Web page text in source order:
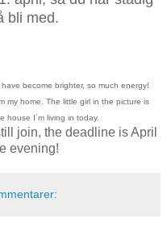
bli med.
become brighter, so much energy!
my home. The little girl in the picture is
house I´m living in today.
join, the deadline is April
evening!